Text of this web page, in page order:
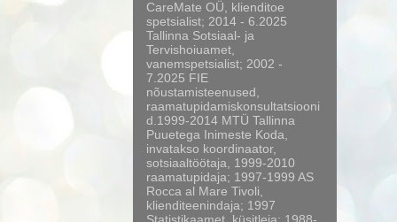
CareMate OÜ, klienditoe
spetsialist; 2014 - 6.2025
Tallinna Sotsiaal- ja
Tervishoiuamet,
vanemspetsialist; 2002 -
7.2025 FIE
nõustamisteenused,
raamatupidamiskonsultatsiooni
d.1999-2014 MTÜ Tallinna
Puuetega Inimeste Koda,
invatakso koordinaator,
sotsiaaltöötaja, 1999-2010
raamatupidaja; 1997-1999 AS
Rocca al Mare Tivoli,
klienditeenindaja; 1997